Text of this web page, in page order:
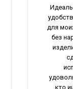
для
без
кто